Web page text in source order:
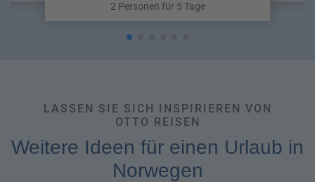
2 Personen für 5 Tage
LASSEN SIE SICH INSPIRIEREN VON
OTTO REISEN
Weitere Ideen für einen Urlaub in
Norwegen